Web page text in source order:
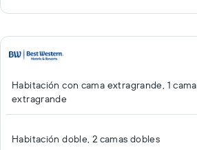
Habitación con cama extragrande, 1 cama
extragrande
Habitación doble, 2 camas dobles